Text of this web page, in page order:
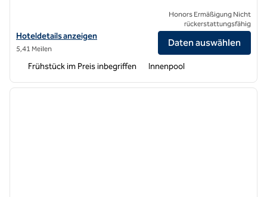
Hoteldetails für Embassy Suites by Hilton Arcadia Pasadena anzeigen
Hoteldetails anzeigen
5,41 Meilen
Honors Ermäßigung Nicht
rückerstattungsfähig
Daten auswählen
Frühstück im Preis inbegriffen Innenpool
1 von 12